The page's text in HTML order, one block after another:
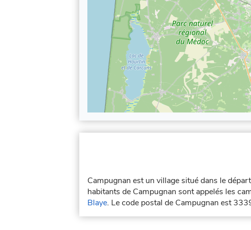
Campugnan est un village situé dans le
habitants de Campugnan sont appelés les
Blaye. Le code postal de Campugnan est